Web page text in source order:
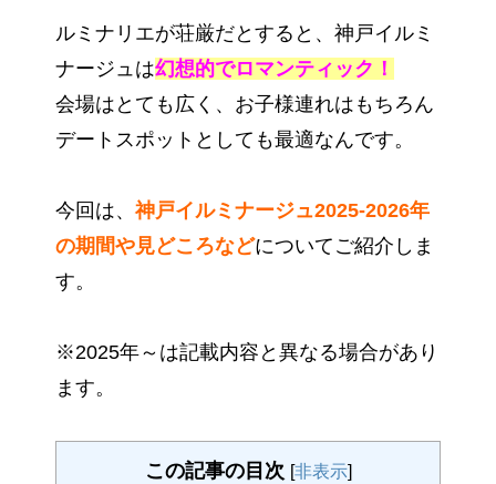
ルミナリエが荘厳だとすると、神戸イルミ
ナージュは幻想的でロマンティック！
会場はとても広く、お子様連れはもちろん
デートスポットとしても最適なんです。
今回は、 神戸イルミナージュ2025-2026年
の期間や見どころなどについてご紹介しま
す。
※2025年～は記載内容と異なる場合があり
ます。
この記事の目次 [非表示]